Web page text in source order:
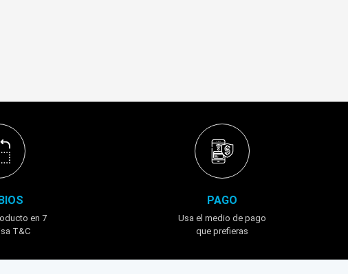
en 7
T&C
PAGO
Usa el medio de pago
que prefieras